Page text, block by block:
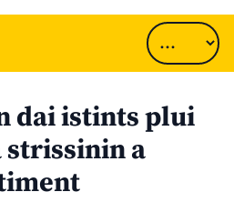
dai istints plui
strissinin a